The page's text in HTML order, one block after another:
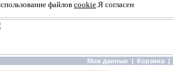
файлов cookie.Я согласен
Мои данные | Корзина |